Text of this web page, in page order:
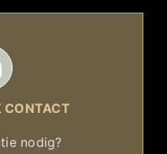
CONTACT
nodig?